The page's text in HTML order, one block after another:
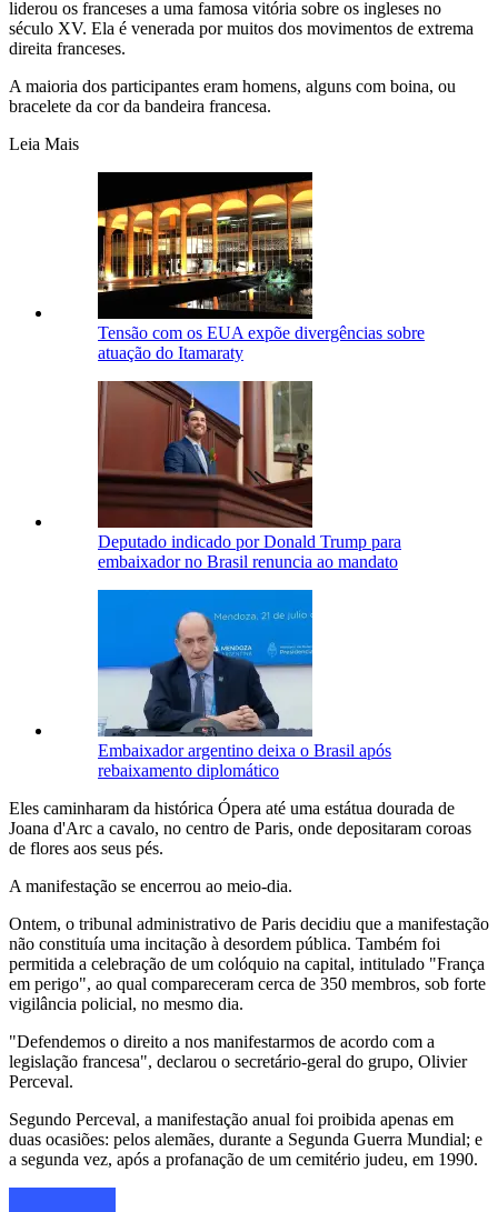
liderou os franceses a uma famosa vitória sobre os ingleses no
século XV. Ela é venerada por muitos dos movimentos de extrema
direita franceses.
A maioria dos participantes eram homens, alguns com boina, ou
bracelete da cor da bandeira francesa.
Leia Mais
Tensão com os EUA expõe divergências sobre
atuação do Itamaraty
Deputado indicado por Donald Trump para
embaixador no Brasil renuncia ao mandato
Embaixador argentino deixa o Brasil após
rebaixamento diplomático
Eles caminharam da histórica Ópera até uma estátua dourada de
Joana d'Arc a cavalo, no centro de Paris, onde depositaram coroas
de flores aos seus pés.
A manifestação se encerrou ao meio-dia.
Ontem, o tribunal administrativo de Paris decidiu que a manifestação
não constituía uma incitação à desordem pública. Também foi
permitida a celebração de um colóquio na capital, intitulado "França
em perigo", ao qual compareceram cerca de 350 membros, sob forte
vigilância policial, no mesmo dia.
"Defendemos o direito a nos manifestarmos de acordo com a
legislação francesa", declarou o secretário-geral do grupo, Olivier
Perceval.
Segundo Perceval, a manifestação anual foi proibida apenas em
duas ocasiões: pelos alemães, durante a Segunda Guerra Mundial; e
a segunda vez, após a profanação de um cemitério judeu, em 1990.